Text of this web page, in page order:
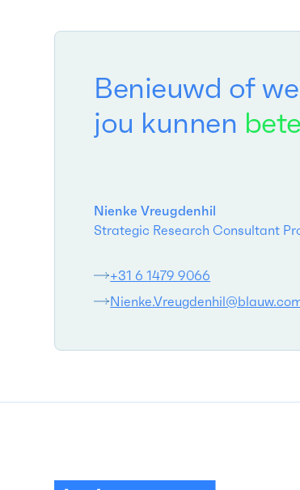
Benieuwd of
jou kunnen
Nienke Vreugdenhil
Strategic Research Consultant
+31 6 1479 9066